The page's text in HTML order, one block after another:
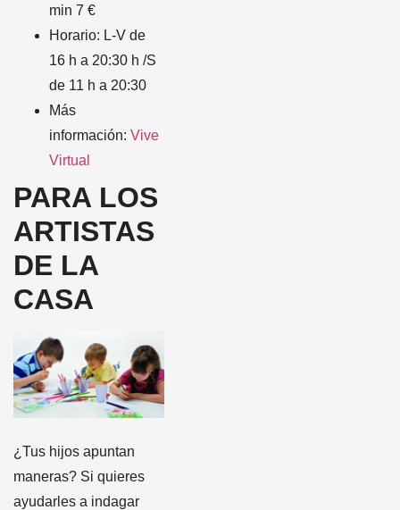
min 7 €
Horario: L-V de
16 h a 20:30 h /S
de 11 h a 20:30
Más
información: Vive
Virtual
PARA LOS
ARTISTAS
DE LA
CASA
¿Tus hijos apuntan
maneras? Si quieres
ayudarles a indagar